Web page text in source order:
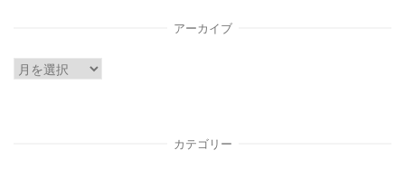
アーカイブ
ア
カテゴリー